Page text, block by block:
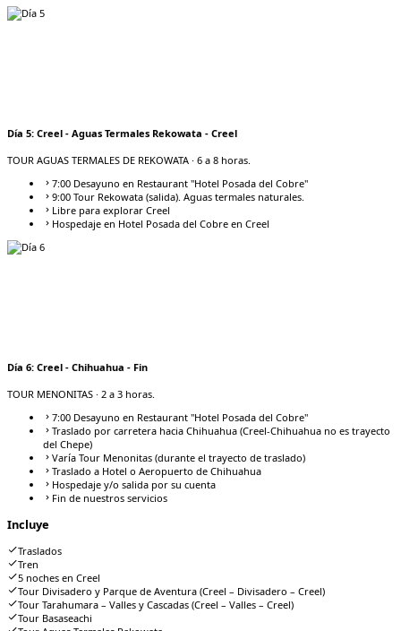
Día 5: Creel - Aguas Termales Rekowata - Creel
TOUR AGUAS TERMALES DE REKOWATA · 6 a 8 horas.
7:00 Desayuno en Restaurant "Hotel Posada del Cobre"
9:00 Tour Rekowata (salida). Aguas termales naturales.
Libre para explorar Creel
Hospedaje en Hotel Posada del Cobre en Creel
Día 6: Creel - Chihuahua - Fin
TOUR MENONITAS · 2 a 3 horas.
7:00 Desayuno en Restaurant "Hotel Posada del Cobre"
Traslado por carretera hacia Chihuahua (Creel-Chihuahua no es trayecto
del Chepe)
Varía Tour Menonitas (durante el trayecto de traslado)
Traslado a Hotel o Aeropuerto de Chihuahua
Hospedaje y/o salida por su cuenta
Fin de nuestros servicios
Incluye
Traslados
Tren
5 noches en Creel
Tour Divisadero y Parque de Aventura (Creel – Divisadero – Creel)
Tour Tarahumara – Valles y Cascadas (Creel – Valles – Creel)
Tour Basaseachi